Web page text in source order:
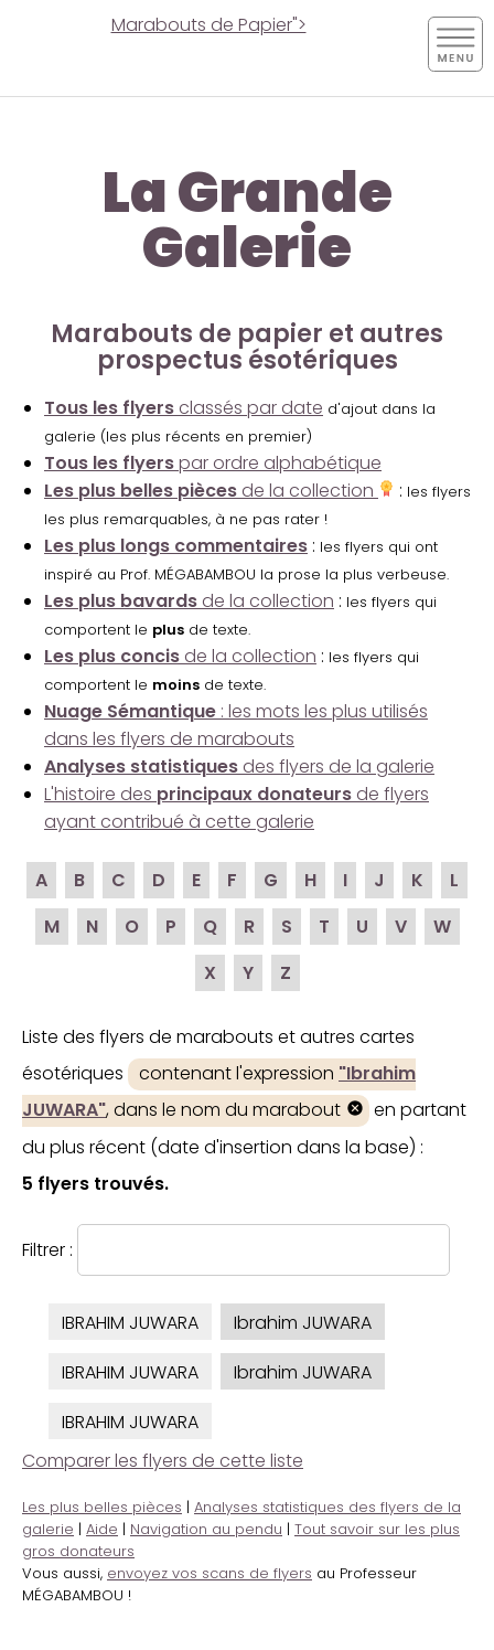
Marabouts de Papier">
La Grande
Galerie
Marabouts de papier et autres
prospectus ésotériques
Tous les flyers classés par date d'ajout dans la
galerie (les plus récents en premier)
Tous les flyerspar ordre alphabétique
Les plus belles pièces de la collection : les flyers
les plus remarquables, à ne pas rater !
Les plus longs commentaires : les flyers qui ont
inspiré au Prof. MÉGABAMBOU la prose la plus verbeuse.
Les plus bavards de la collection : les flyers qui
comportent le plus de texte.
Les plus concis de la collection : les flyers qui
comportent le moins de texte.
Nuage Sémantique : les mots les plus utilisés
dans les flyers de marabouts
Analyses statistiques des flyers de la galerie
L'histoire des principaux donateurs de flyers
ayant contribué à cette galerie
A B C D E F G H I J K
L
M
N O P Q R S T U V
W
X
Y Z
Liste des flyers de marabouts et autres cartes
ésotériques
contenant l'expression "Ibrahim
JUWARA", dans le nom du marabout
en partant
du plus récent (date d'insertion dans la base) :
5 flyers trouvés.
Filtrer :
IBRAHIM JUWARA
Ibrahim JUWARA
IBRAHIM JUWARA
Ibrahim JUWARA
IBRAHIM JUWARA
Comparer les flyers de cette liste
Les plus belles pièces | Analyses statistiques des flyers de la
galerie | Aide | Navigation au pendu | Tout savoir sur les plus
gros donateurs
Vous aussi, envoyez vos scans de flyers au Professeur
MÉGABAMBOU !